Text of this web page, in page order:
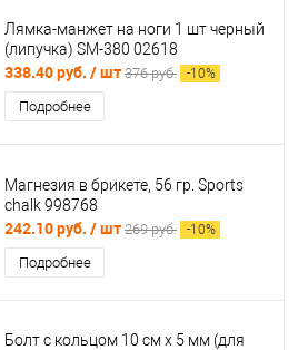
Лямка-манжет на ноги 1 шт черный
(липучка) SM-380 02618
338.40 руб. / шт 376 руб. -10%
Подробнее
Магнезия в брикете, 56 гр. Sports
chalk 998768
242.10 руб. / шт 269 руб. -10%
Подробнее
Болт с кольцом 10 см х 5 мм (для